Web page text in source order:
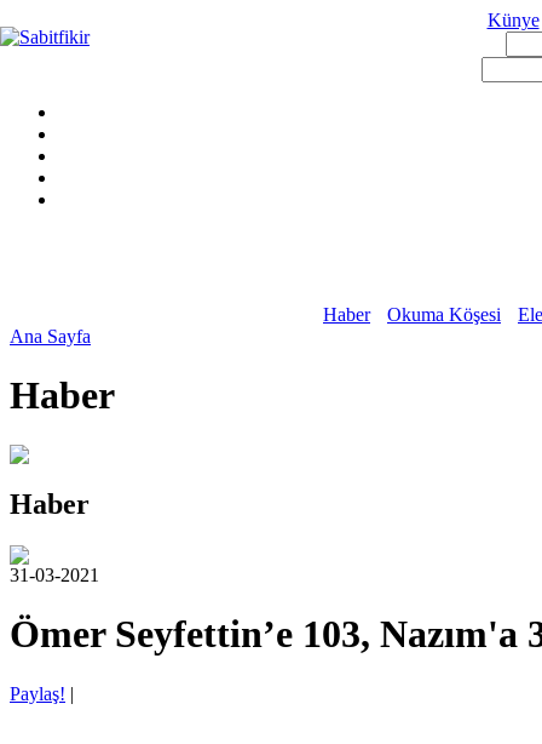
Künye
Haber Okuma Köşesi
Ana Sayfa
Haber
Haber
31-03-2021
Ömer Seyfettin’e 103, Nazım'a
Paylaş! |